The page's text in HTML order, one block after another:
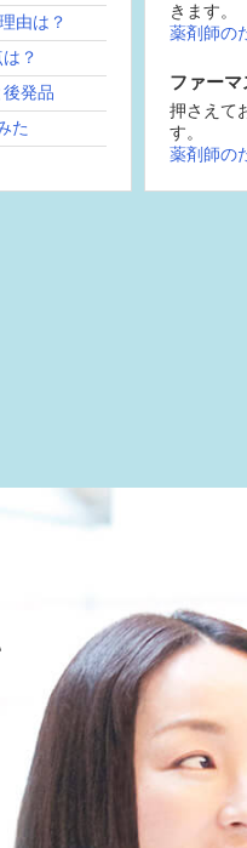
由は？
？
発品
た
きます。
薬剤師の
ファー
押さえて
す。
薬剤師の